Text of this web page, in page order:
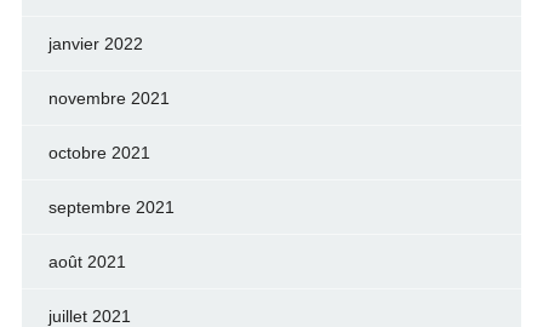
janvier 2022
novembre 2021
octobre 2021
septembre 2021
août 2021
juillet 2021